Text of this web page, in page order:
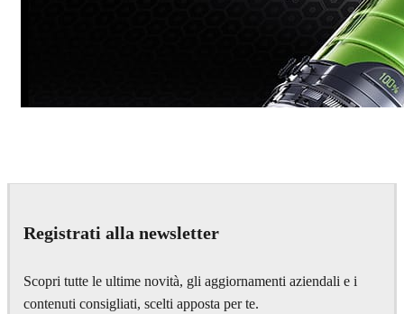
Registrati alla newsletter
Scopri tutte le ultime novità, gli aggiornamenti aziendali e i
contenuti consigliati, scelti apposta per te.